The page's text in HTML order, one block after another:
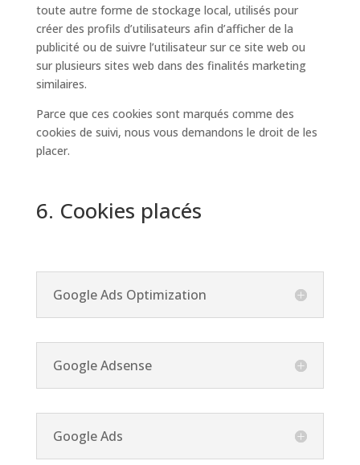
toute autre forme de stockage local, utilisés pour
créer des profils d’utilisateurs afin d’afficher de la
publicité ou de suivre l’utilisateur sur ce site web ou
sur plusieurs sites web dans des finalités marketing
similaires.
Parce que ces cookies sont marqués comme des
cookies de suivi, nous vous demandons le droit de les
placer.
6. Cookies placés
Google Ads Optimization
Google Adsense
Google Ads